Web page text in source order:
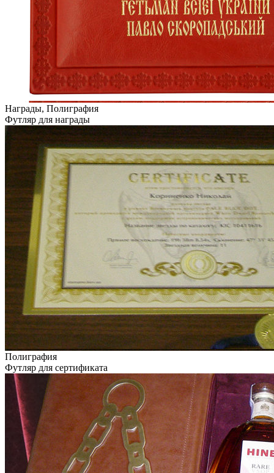
Награды, Полиграфия
Футляр для награды
Полиграфия
Футляр для сертификата